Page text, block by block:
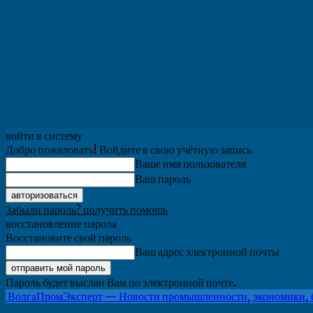
войти в систему
Добро пожаловать! Войдите в свою учётную запись
Ваше имя пользователя
Ваш пароль
Забыли пароль? получить помощь
восстановление пароля
Восстановите свой пароль
Ваш адрес электронной почты
Пароль будет выслан Вам по электронной почте.
ВолгаПромЭксперт — Новости промышленности, экономики,